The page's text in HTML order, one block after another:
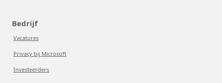
Bedrijf
Vacatures
Privacy bij Microsoft
Investeerders